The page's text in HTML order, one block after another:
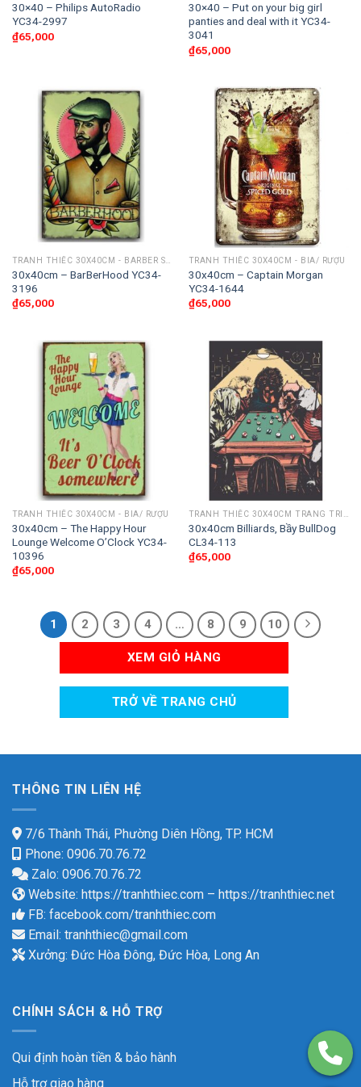
30×40 – Philips AutoRadio
YC34-2997
₫65,000
30×40 – Put on your big girl
panties and deal with it YC34-
3041
₫65,000
TRANH THIẾC 30X40CM - BARBER SHOP
30x40cm – BarBerHood YC34-
3196
₫65,000
TRANH THIẾC 30X40CM - BIA/ RƯỢU
30x40cm – Captain Morgan
YC34-1644
₫65,000
TRANH THIẾC 30X40CM - BIA/ RƯỢU
30x40cm – The Happy Hour
Lounge Welcome O’Clock YC34-
10396
₫65,000
30x40cm Billiards, Bầy BullDog
CL34-113
₫65,000
1 2 3 4 … 8 9 10
XEM GIỎ HÀNG
TRỞ VỀ TRANG CHỦ
THÔNG TIN LIÊN HỆ
7/6 Thành Thái, Phường Diên Hồng, TP. HCM
Phone: 0906.70.76.72
Zalo: 0906.70.76.72
Website: https://tranhthiec.com – https://tranhthiec.net
FB: facebook.com/tranhthiec.com
Email: tranhthiec@gmail.com
Xưởng: Đức Hòa Đông, Đức Hòa, Long An
CHÍNH SÁCH & HỖ TRỢ
Qui định hoàn tiền & bảo hành
Hỗ trợ giao hàng